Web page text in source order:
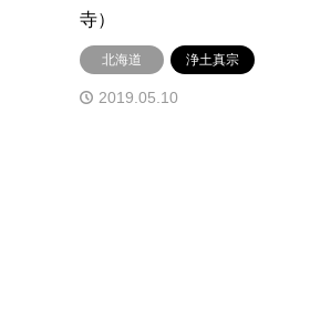
寺）
北海道 浄土真宗
2019.05.10